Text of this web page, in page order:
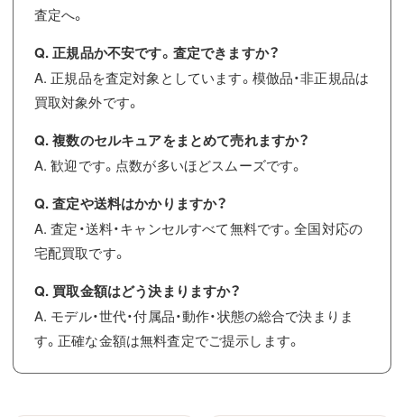
査定へ。
Q. 正規品か不安です。査定できますか？
A. 正規品を査定対象としています。模倣品・非正規品は
買取対象外です。
Q. 複数のセルキュアをまとめて売れますか？
A. 歓迎です。点数が多いほどスムーズです。
Q. 査定や送料はかかりますか？
A. 査定・送料・キャンセルすべて無料です。全国対応の
宅配買取です。
Q. 買取金額はどう決まりますか？
A. モデル・世代・付属品・動作・状態の総合で決まりま
す。正確な金額は無料査定でご提示します。